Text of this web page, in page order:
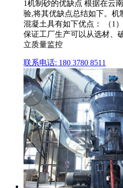
1机制砂的优缺点 根据在云
验,将其优缺点总结如下。机
混凝土具有如下优点： （1
保证工厂生产可以从选材、
立质量监控
联系电话: 180 3780 8511